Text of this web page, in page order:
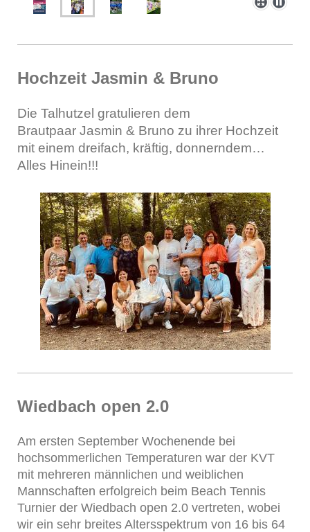
Hochzeit Jasmin & Bruno
Die Talhutzel gratulieren dem
Brautpaar Jasmin & Bruno zu ihrer Hochzeit
mit einem dreifach, kräftig, donnerndem…
Alles Hinein!!!
Wiedbach open 2.0
Am ersten September Wochenende bei
hochsommerlichen Temperaturen war der KVT
mit mehreren männlichen und weiblichen
Mannschaften erfolgreich beim Beach Tennis
Turnier der Wiedbach open 2.0 vertreten, wobei
wir ein sehr breites Altersspektrum von 16 bis 64